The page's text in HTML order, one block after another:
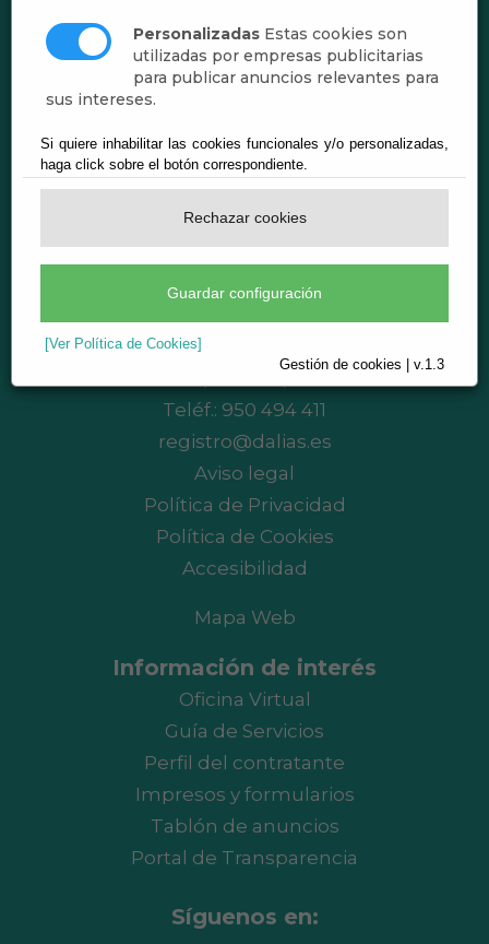
Personalizadas Estas cookies son
utilizadas por empresas publicitarias
para publicar anuncios relevantes para
sus intereses.
Si quiere inhabilitar las cookies funcionales y/o personalizadas,
haga click sobre el botón correspondiente.
Rechazar cookies
Guardar configuración
[Ver Política de Cookies]
Gestión de cookies | v.1.3
Ayuntamiento de Dalías
Plaza del Ayuntamiento, 1 - 04750 Dalías
Teléf.: 950 494 411
registro@dalias.es
Aviso legal
Política de Privacidad
Política de Cookies
Accesibilidad
Mapa Web
Información de interés
Oficina Virtual
Guía de Servicios
Perfil del contratante
Impresos y formularios
Tablón de anuncios
Portal de Transparencia
Síguenos en: